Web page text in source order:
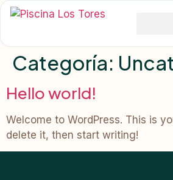
contenido
Categoría:
Hello world!
Welcome to WordPress. This is
delete it, then start writing!